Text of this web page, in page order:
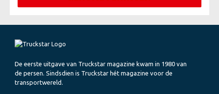
De eerste uitgave van Truckstar magazine kwam in 1980 van
de persen. Sindsdien is Truckstar hét magazine voor de
transportwereld.